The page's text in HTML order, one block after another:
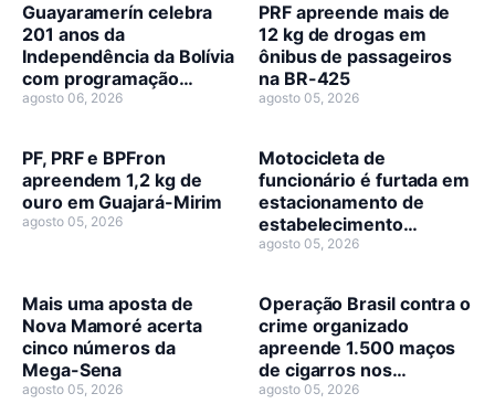
Guayaramerín celebra
201 anos da
Independência da Bolívia
com programação
cívico-cultural
agosto 06, 2026
PRF apreende mais de
12 kg de drogas em
ônibus de passageiros
na BR-425
agosto 05, 2026
PF, PRF e BPFron
apreendem 1,2 kg de
ouro em Guajará-Mirim
agosto 05, 2026
Motocicleta de
funcionário é furtada em
estacionamento de
estabelecimento
comercial
agosto 05, 2026
Mais uma aposta de
Nova Mamoré acerta
cinco números da
Mega-Sena
agosto 05, 2026
Operação Brasil contra o
crime organizado
apreende 1.500 maços
de cigarros nos
municípios de Guajará-
agosto 05, 2026